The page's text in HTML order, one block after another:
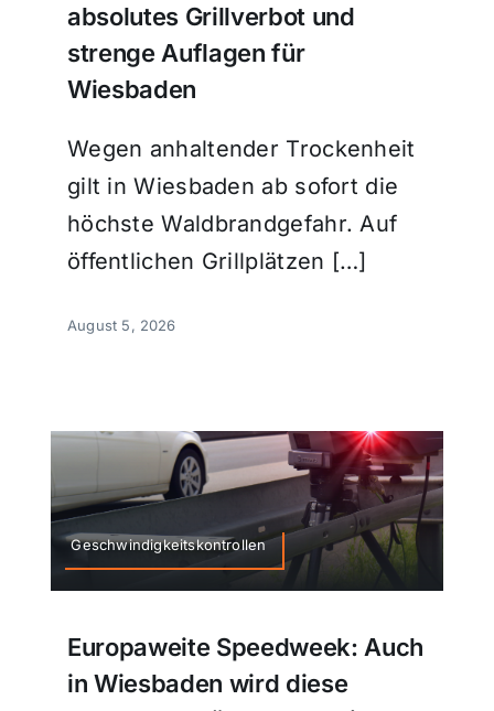
absolutes Grillverbot und
strenge Auflagen für
Wiesbaden
Wegen anhaltender Trockenheit
gilt in Wiesbaden ab sofort die
höchste Waldbrandgefahr. Auf
öffentlichen Grillplätzen […]
August 5, 2026
Geschwindigkeitskontrollen
Europaweite Speedweek: Auch
in Wiesbaden wird diese